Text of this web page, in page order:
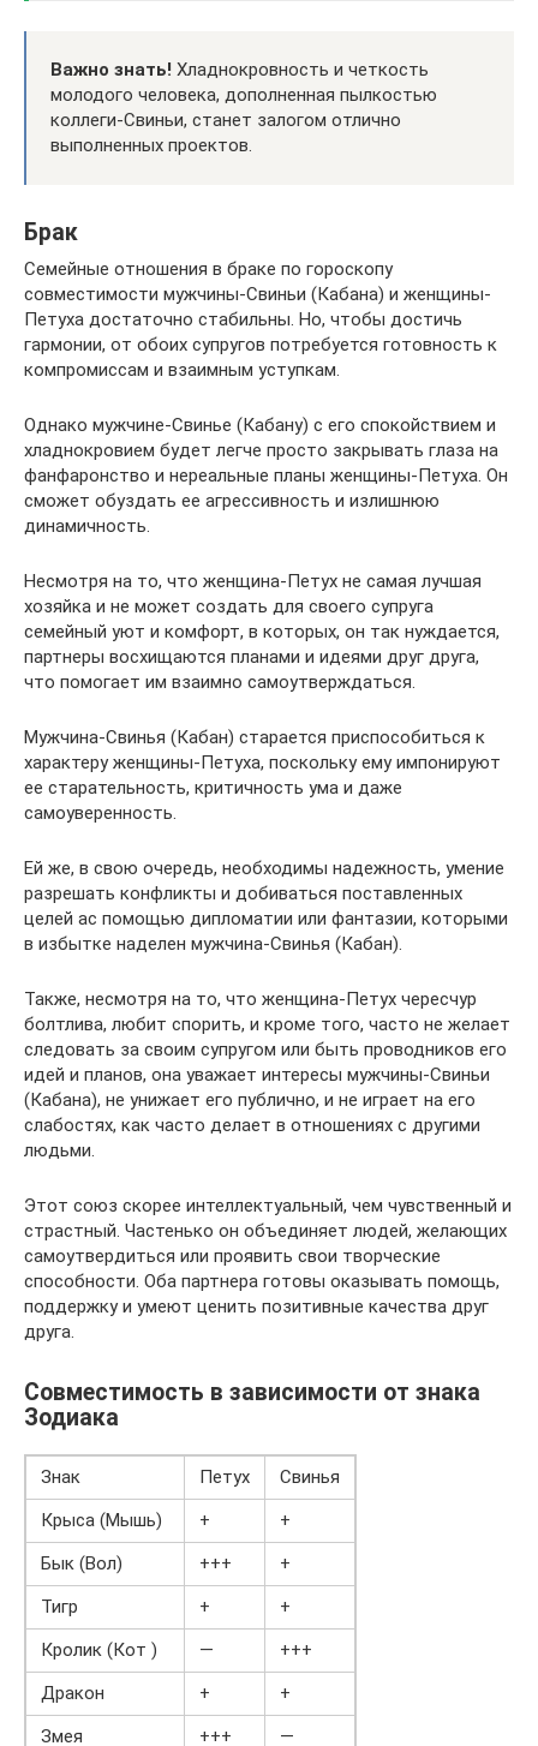
Важно знать! Хладнокровность и четкость
молодого человека, дополненная пылкостью
коллеги-Свиньи, станет залогом отлично
выполненных проектов.
Брак
Семейные отношения в браке по гороскопу
совместимости мужчины-Свиньи (Кабана) и женщины-
Петуха достаточно стабильны. Но, чтобы достичь
гармонии, от обоих супругов потребуется готовность к
компромиссам и взаимным уступкам.
Однако мужчине-Свинье (Кабану) с его спокойствием и
хладнокровием будет легче просто закрывать глаза на
фанфаронство и нереальные планы женщины-Петуха. Он
сможет обуздать ее агрессивность и излишнюю
динамичность.
Несмотря на то, что женщина-Петух не самая лучшая
хозяйка и не может создать для своего супруга
семейный уют и комфорт, в которых, он так нуждается,
партнеры восхищаются планами и идеями друг друга,
что помогает им взаимно самоутверждаться.
Мужчина-Свинья (Кабан) старается приспособиться к
характеру женщины-Петуха, поскольку ему импонируют
ее старательность, критичность ума и даже
самоуверенность.
Ей же, в свою очередь, необходимы надежность, умение
разрешать конфликты и добиваться поставленных
целей ас помощью дипломатии или фантазии, которыми
в избытке наделен мужчина-Свинья (Кабан).
Также, несмотря на то, что женщина-Петух чересчур
болтлива, любит спорить, и кроме того, часто не желает
следовать за своим супругом или быть проводников его
идей и планов, она уважает интересы мужчины-Свиньи
(Кабана), не унижает его публично, и не играет на его
слабостях, как часто делает в отношениях с другими
людьми.
Этот союз скорее интеллектуальный, чем чувственный и
страстный. Частенько он объединяет людей, желающих
самоутвердиться или проявить свои творческие
способности. Оба партнера готовы оказывать помощь,
поддержку и умеют ценить позитивные качества друг
друга.
Совместимость в зависимости от знака
Зодиака
Знак Петух
Свинья
Крыса (Мышь)
+
+
Бык (Вол)
+++
+
Тигр
+
+
Кролик (Кот )
—
+++
Дракон
+
+
Змея
+++ —